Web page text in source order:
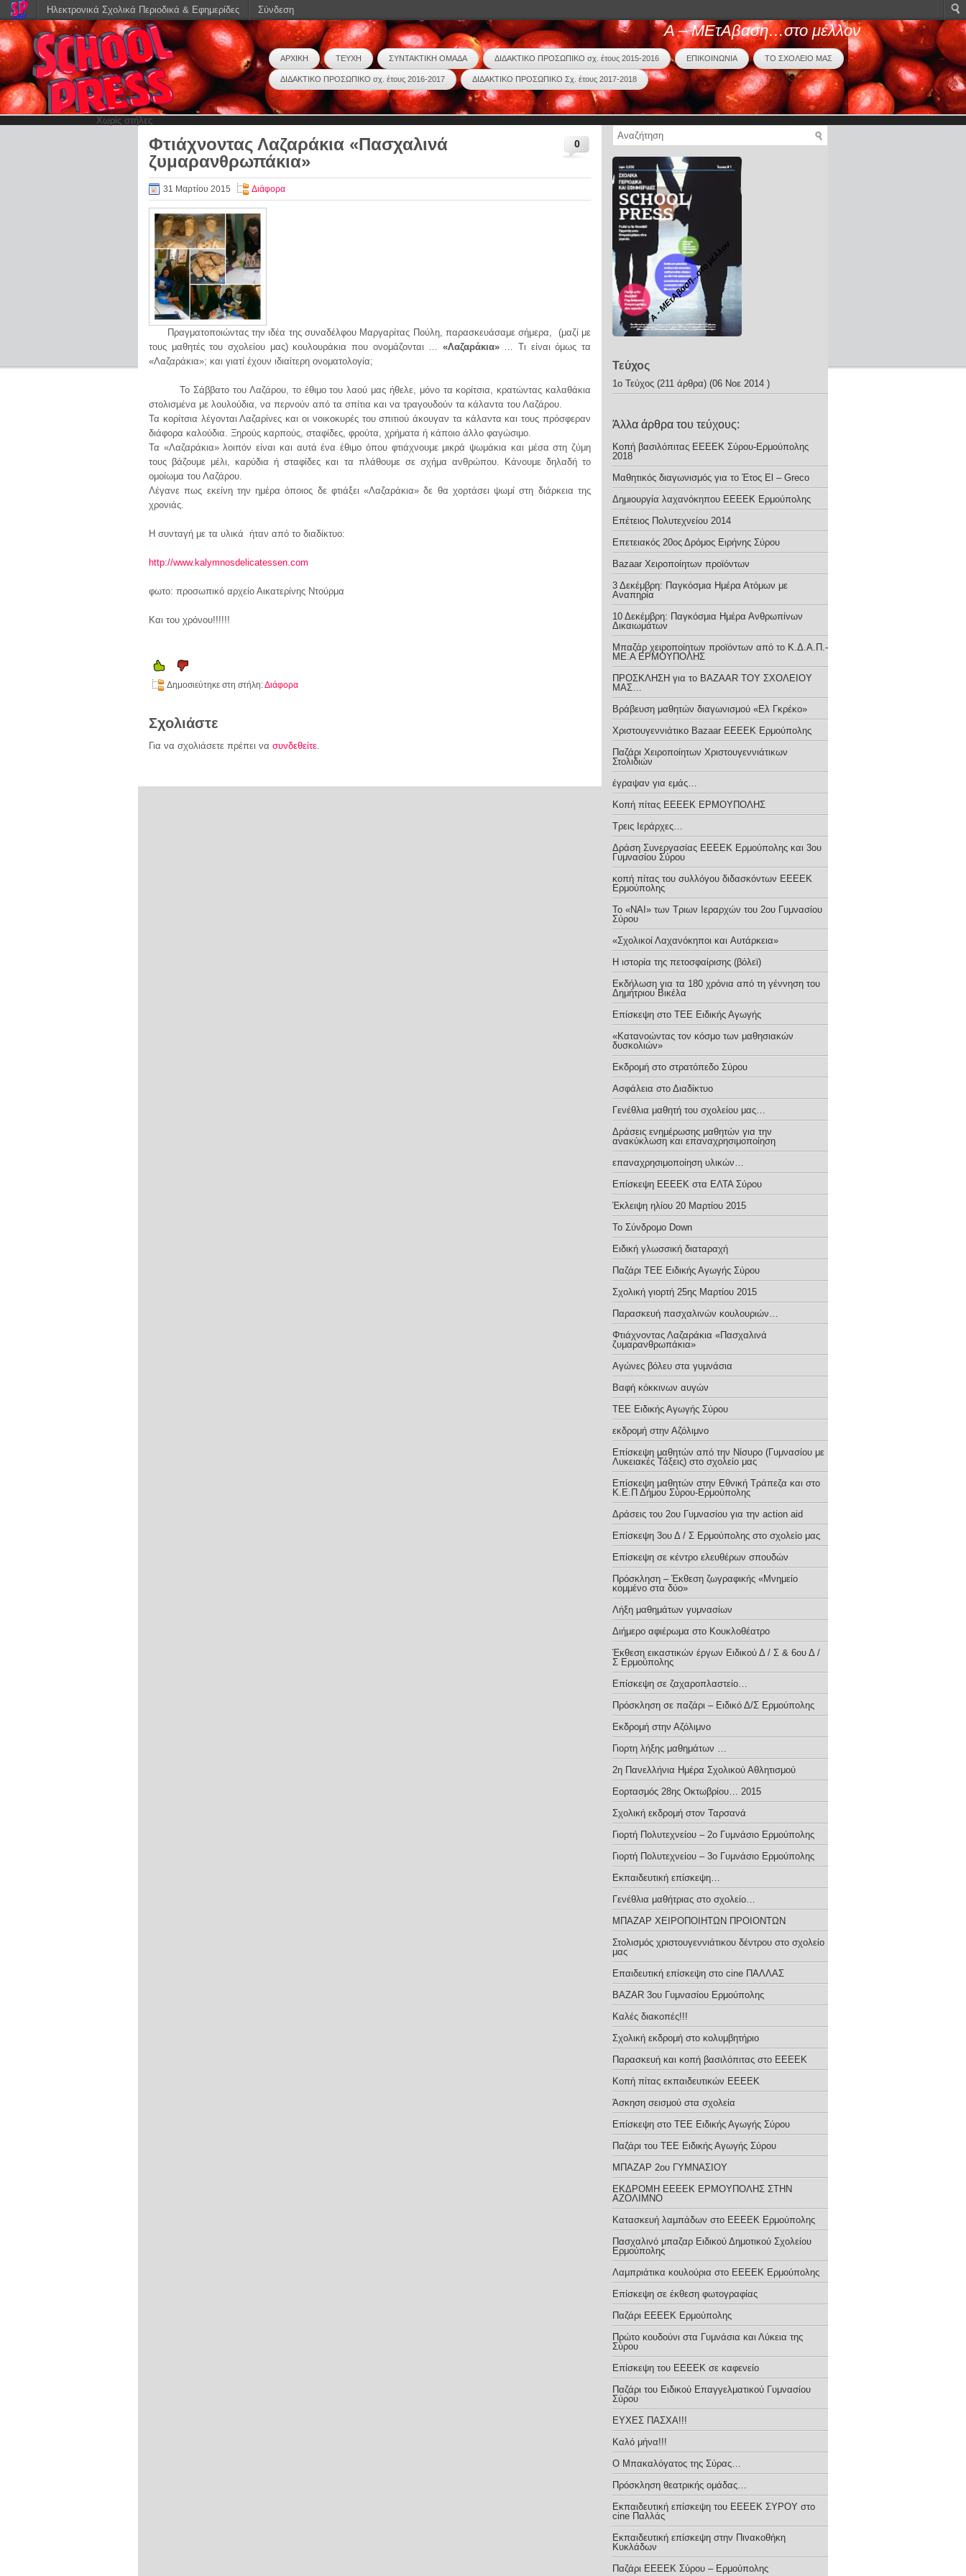
Α – ΜΕτΑβαση…στο μέλλον
ΑΡΧΙΚΗ ΤΕΥΧΗ ΣΥΝΤΑΚΤΙΚΗ ΟΜΑΔΑ ΔΙΔΑΚΤΙΚΟ ΠΡΟΣΩΠΙΚΟ σχ. έτους 2015-2016 ΕΠΙΚΟΙΝΩΝΙΑ ΤΟ ΣΧΟΛΕΙΟ ΜΑΣ
ΔΙΔΑΚΤΙΚΟ ΠΡΟΣΩΠΙΚΟ σχ. έτους 2016-2017 ΔΙΔΑΚΤΙΚΟ ΠΡΟΣΩΠΙΚΟ Σχ. έτους 2017-2018
Χωρίς στήλες
0
Φτιάχνοντας Λαζαράκια «Πασχαλινά
ζυμαρανθρωπάκια»
31 Μαρτίου 2015 Διάφορα
Πραγματοποιώντας την ιδέα της συναδέλφου Μαργαρίτας Πούλη, παρασκευάσαμε σήμερα, (μαζί με
τους μαθητές του σχολείου μας) κουλουράκια που ονομάζονται … «Λαζαράκια»… Τι είναι όμως τα
«Λαζαράκια»; και γιατί έχουν ιδιαίτερη ονοματολογία;
Το Σάββατο του Λαζάρου, το έθιμο του λαού μας ήθελε, μόνο τα κορίτσια, κρατώντας καλαθάκια
στολισμένα με λουλούδια, να περνούν από τα σπίτια και να τραγουδούν τα κάλαντα του Λαζάρου.
Τα κορίτσια λέγονται Λαζαρίνες και οι νοικοκυρές του σπιτιού άκουγαν τα κάλαντα και τους πρόσφεραν
διάφορα καλούδια. Ξηρούς καρπούς, σταφίδες, φρούτα, χρήματα ή κάποιο άλλο φαγώσιμο.
Τα «Λαζαράκια» λοιπόν είναι και αυτά ένα έθιμο όπου φτιάχνουμε μικρά ψωμάκια και μέσα στη ζύμη
τους βάζουμε μέλι, καρύδια ή σταφίδες και τα πλάθουμε σε σχήμα ανθρώπου. Κάνουμε δηλαδή το
ομοίωμα του Λαζάρου.
Λέγανε πως εκείνη την ημέρα όποιος δε φτιάξει «Λαζαράκια» δε θα χορτάσει ψωμί στη διάρκεια της
χρονιάς.
Η συνταγή με τα υλικά ήταν από το διαδίκτυο:
http://www.kalymnosdelicatessen.com
φωτο: προσωπικό αρχείο Αικατερίνης Ντούρμα
Και του χρόνου!!!!!!
Δημοσιεύτηκε στη στήλη:Διάφορα
Σχολιάστε
Για να σχολιάσετε πρέπει να συνδεθείτε.
Α - ΜΕτΑβαση...στο μέλλον
Τεύχος
1ο Τεύχος (211 άρθρα) (06 Νοε 2014 )
Άλλα άρθρα του τεύχους:
Κοπή βασιλόπιτας ΕΕΕΕΚ Σύρου-Ερμούπολης
2018
Μαθητικός διαγωνισμός για το Έτος El – Greco
Δημιουργία λαχανόκηπου ΕΕΕΕΚ Ερμούπολης
Επέτειος Πολυτεχνείου 2014
Επετειακός 20ος Δρόμος Ειρήνης Σύρου
Bazaar Xειροποίητων προϊόντων
3 Δεκέμβρη: Παγκόσμια Ημέρα Ατόμων με
Αναπηρία
10 Δεκέμβρη: Παγκόσμια Ημέρα Ανθρωπίνων
Δικαιωμάτων
Μπαζάρ χειροποίητων προϊόντων από το Κ.Δ.Α.Π.-
ΜΕ.Α ΕΡΜΟΥΠΟΛΗΣ
ΠΡΟΣΚΛΗΣΗ για το BAZAAR ΤΟΥ ΣΧΟΛΕΙΟΥ
ΜΑΣ…
Βράβευση μαθητών διαγωνισμού «Ελ Γκρέκο»
Χριστουγεννιάτικο Bazaar ΕΕΕΕΚ Ερμούπολης
Παζάρι Χειροποίητων Χριστουγεννιάτικων
Στολιδιών
έγραψαν για εμάς…
Κοπή πίτας ΕΕΕΕΚ ΕΡΜΟΥΠΟΛΗΣ
Τρεις Ιεράρχες…
Δράση Συνεργασίας ΕΕΕΕΚ Ερμούπολης και 3ου
Γυμνασίου Σύρου
κοπή πίτας του συλλόγου διδασκόντων ΕΕΕΕΚ
Ερμούπολης
Το «ΝΑΙ» των Τριων Ιεραρχών του 2ου Γυμνασίου
Σύρου
«Σχολικοί Λαχανόκηποι και Aυτάρκεια»
Η ιστορία της πετοσφαίρισης (βόλεϊ)
Εκδήλωση για τα 180 χρόνια από τη γέννηση του
Δημήτριου Βικέλα
Eπίσκεψη στο ΤΕΕ Ειδικής Αγωγής
«Κατανοώντας τον κόσμο των μαθησιακών
δυσκολιών»
Εκδρομή στο στρατόπεδο Σύρου
Ασφάλεια στο Διαδίκτυο
Γενέθλια μαθητή του σχολείου μας…
Δράσεις ενημέρωσης μαθητών για την
ανακύκλωση και επαναχρησιμοποίηση
επαναχρησιμοποίηση υλικών…
Επίσκεψη ΕΕΕΕΚ στα ΕΛΤΑ Σύρου
Έκλειψη ηλίου 20 Μαρτίου 2015
Το Σύνδρομο Down
Ειδική γλωσσική διαταραχή
Παζάρι ΤΕΕ Ειδικής Αγωγής Σύρου
Σχολική γιορτή 25ης Μαρτίου 2015
Παρασκευή πασχαλινών κουλουριών…
Φτιάχνοντας Λαζαράκια «Πασχαλινά
ζυμαρανθρωπάκια»
Αγώνες βόλευ στα γυμνάσια
Βαφή κόκκινων αυγών
TEE Eιδικής Αγωγής Σύρου
εκδρομή στην Αζόλιμνο
Επίσκεψη μαθητών από την Νίσυρο (Γυμνασίου με
Λυκειακές Τάξεις) στο σχολείο μας
Επίσκεψη μαθητών στην Εθνική Τράπεζα και στο
Κ.Ε.Π Δήμου Σύρου-Ερμούπολης
Δράσεις του 2ου Γυμνασίου για την action aid
Επίσκεψη 3ου Δ / Σ Ερμούπολης στο σχολείο μας
Eπίσκεψη σε κέντρο ελευθέρων σπουδών
Πρόσκληση – Έκθεση ζωγραφικής «Μνημείο
κομμένο στα δύο»
Λήξη μαθημάτων γυμνασίων
Διήμερο αφιέρωμα στο Κουκλοθέατρο
Έκθεση εικαστικών έργων Ειδικού Δ / Σ & 6ου Δ /
Σ Ερμούπολης
Επίσκεψη σε ζαχαροπλαστείο…
Πρόσκληση σε παζάρι – Ειδικό Δ/Σ Ερμούπολης
Εκδρομή στην Αζόλιμνο
Γιορτη λήξης μαθημάτων …
2η Πανελλήνια Ημέρα Σχολικού Αθλητισμού
Εορτασμός 28ης Οκτωβρίου… 2015
Σχολική εκδρομή στον Ταρσανά
Γιορτή Πολυτεχνείου – 2ο Γυμνάσιο Ερμούπολης
Γιορτή Πολυτεχνείου – 3ο Γυμνάσιο Ερμούπολης
Εκπαιδευτική επίσκεψη…
Γενέθλια μαθήτριας στο σχολείο…
ΜΠΑΖΑΡ ΧΕΙΡΟΠΟΙΗΤΩΝ ΠΡΟΙΟΝΤΩΝ
Στολισμός χριστουγεννιάτικου δέντρου στο σχολείο
μας
Επαιδευτική επίσκεψη στο cine ΠΑΛΛΑΣ
BAZAR 3ου Γυμνασίου Ερμούπολης
Καλές διακοπές!!!
Σχολική εκδρομή στο κολυμβητήριο
Παρασκευή και κοπή βασιλόπιτας στο ΕΕΕΕΚ
Κοπή πίτας εκπαιδευτικών ΕΕΕΕΚ
Άσκηση σεισμού στα σχολεία
Επίσκεψη στο ΤΕΕ Ειδικής Αγωγής Σύρου
Παζάρι του ΤΕΕ Ειδικής Αγωγής Σύρου
ΜΠΑΖΑΡ 2ου ΓΥΜΝΑΣΙΟΥ
ΕΚΔΡΟΜΗ ΕΕΕΕΚ ΕΡΜΟΥΠΟΛΗΣ ΣΤΗΝ
ΑΖΟΛΙΜΝΟ
Κατασκευή λαμπάδων στο ΕΕΕΕΚ Ερμούπολης
Πασχαλινό μπαζαρ Ειδικού Δημοτικού Σχολείου
Ερμούπολης
Λαμπριάτικα κουλούρια στο ΕΕΕΕΚ Ερμούπολης
Επίσκεψη σε έκθεση φωτογραφίας
Παζάρι ΕΕΕΕΚ Ερμούπολης
Πρώτο κουδούνι στα Γυμνάσια και Λύκεια της
Σύρου
Επίσκεψη του ΕΕΕΕΚ σε καφενείο
Παζάρι του Ειδικού Επαγγελματικού Γυμνασίου
Σύρου
ΕΥΧΕΣ ΠΑΣΧΑ!!!
Καλό μήνα!!!
Ο Μπακαλόγατος της Σύρας…
Πρόσκληση θεατρικής ομάδας…
Εκπαιδευτική επίσκεψη του ΕΕΕΕΚ ΣΥΡΟΥ στο
cine Παλλάς
Εκπαιδευτική επίσκεψη στην Πινακοθήκη
Κυκλάδων
Παζάρι ΕΕΕΕΚ Σύρου – Ερμούπολης
Ηλεκτρονικά Σχολικά Περιοδικά & Εφημερίδες Σύνδεση